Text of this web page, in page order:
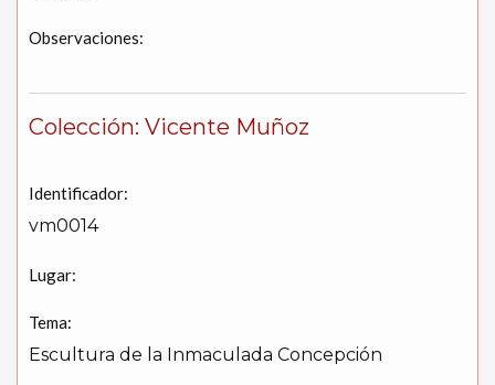
Observaciones:
Colección: Vicente Muñoz
Identificador:
vm0014
Lugar:
Tema:
Escultura de la Inmaculada Concepción